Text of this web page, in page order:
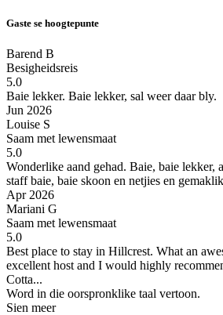
Gaste se hoogtepunte
Barend B
Besigheidsreis
5.0
Baie lekker. Baie lekker, sal weer daar bly.
Jun 2026
Louise S
Saam met lewensmaat
5.0
Wonderlike aand gehad. Baie, baie lekker,
staff baie, baie skoon en netjies en
Apr 2026
Mariani G
Saam met lewensmaat
5.0
Best place to stay in Hillcrest. What an
excellent host and I would highly
Cotta...
Word in die oorspronklike taal vertoon.
Sien meer